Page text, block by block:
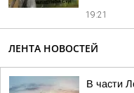
19:21
ЛЕНТА НОВОСТЕЙ
В части